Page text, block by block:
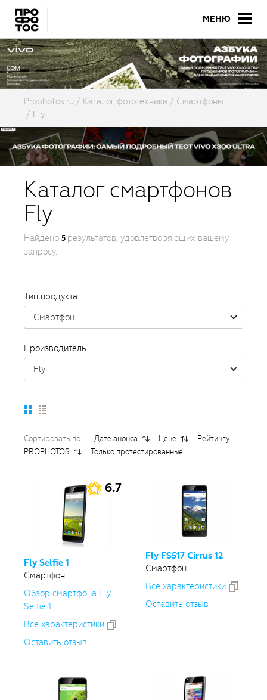
МЕНЮ
Prophotos.ru Каталог фототехники
Смартфоны
Fly
Каталог смартфонов
Fly
Найдено 5 результатов, удовлетворяющих вашему
запросу.
Тип продукта
Смартфон
Производитель
Fly
Сортировать по: Дате анонса Цене
Рейтингу
PROPHOTOS
Только протестированные
6.7
Fly Selfie 1
Смартфон
Обзор смартфона Fly
Selfie 1
Все xарактеристики
Оставить отзыв
Fly FS517 Cirrus 12
Смартфон
Все xарактеристики
Оставить отзыв